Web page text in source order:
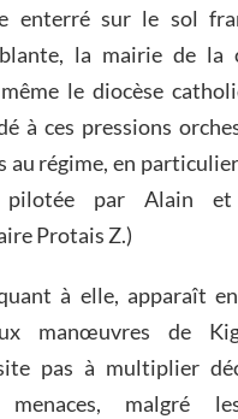
enterré sur le sol
la mairie de la
le diocèse
à ces pressions
au régime, en
pilotée par Alain et
Protais Z.)
à elle, apparaît
manœuvres de
pas à multiplier
malgré